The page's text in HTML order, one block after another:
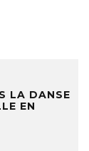
LA DANSE
EN